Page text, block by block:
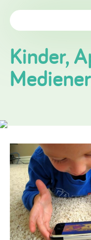
Kinder,